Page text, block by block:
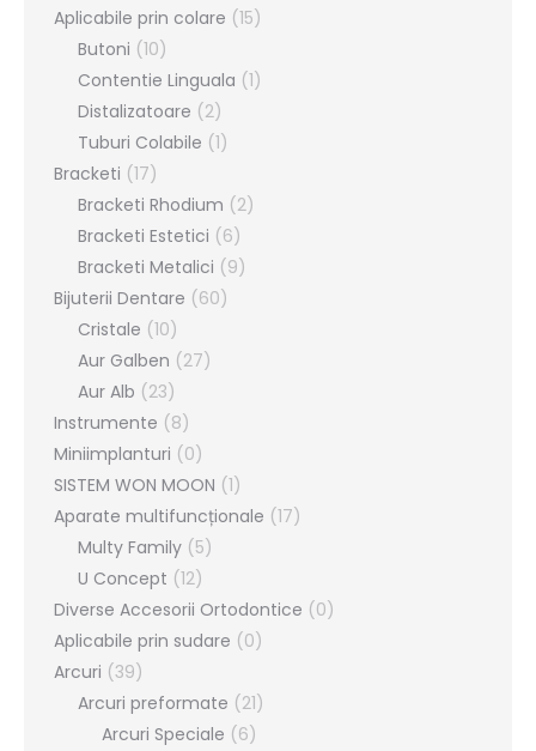
Aplicabile prin colare (15)
Butoni (10)
Contentie Linguala (1)
Distalizatoare (2)
Tuburi Colabile (1)
Bracketi (17)
Bracketi Rhodium (2)
Bracketi Estetici (6)
Bracketi Metalici (9)
Bijuterii Dentare (60)
Cristale (10)
Aur Galben (27)
Aur Alb (23)
Instrumente (8)
Miniimplanturi (0)
SISTEM WON MOON (1)
Aparate multifuncționale (17)
Multy Family (5)
U Concept (12)
Diverse Accesorii Ortodontice (0)
Aplicabile prin sudare (0)
Arcuri (39)
Arcuri preformate (21)
Arcuri Speciale (6)